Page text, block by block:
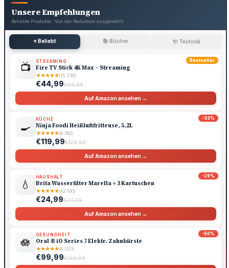
Unsere Empfehlungen
Beliebte Produkte · Von der Redaktion ausgewählt
⭐ Beliebt 📚 Bücher 🔌 Technik
Bestseller
📺 STREAMING
Fire TV Stick 4K Max – Streaming
★★★★★(15.230)
€44,99€69,99
Auf Amazon ansehen →
-33%
🍳
KÜCHE
Ninja Foodi Heißluftfritteuse, 5,2L
★★★★★(8.740)
€119,99€179,99
Auf Amazon ansehen →
-29%
💧
HAUSHALT
Brita Wasserfilter Marella + 3 Kartuschen
★★★★★(42.100)
€24,99€34,99
Auf Amazon ansehen →
-50%
🪷
GESUNDHEIT
Oral-B iO Series 7 Elektr. Zahnbürste
★★★★★(6.520)
€99,99€199,99